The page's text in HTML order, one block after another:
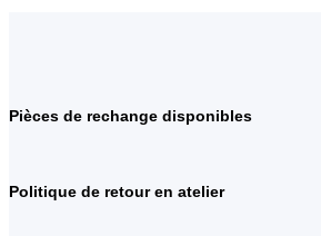
Pièces de rechange disponibles
Politique de retour en atelier